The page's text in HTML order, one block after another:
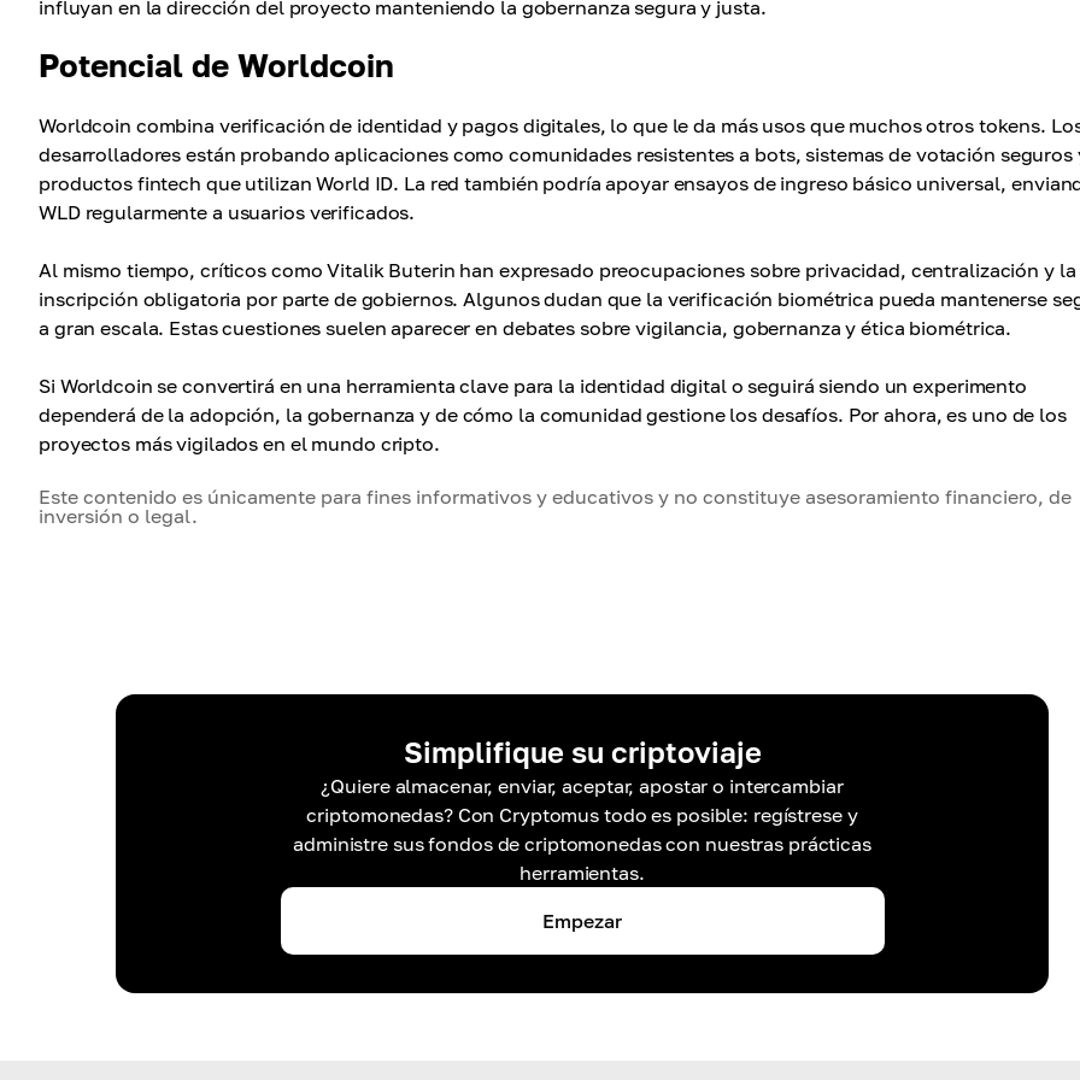
influyan en la dirección del proyecto manteniendo la gobernanza segura y justa.
Potencial de Worldcoin
Worldcoin combina verificación de identidad y pagos digitales, lo que le da más usos que muchos otros tokens.
desarrolladores están probando aplicaciones como comunidades resistentes a bots, sistemas de votación seguros
productos fintech que utilizan World ID. La red también podría apoyar ensayos de ingreso básico universal,
WLD regularmente a usuarios verificados.
Al mismo tiempo, críticos como Vitalik Buterin han expresado preocupaciones sobre privacidad, centralización y la
inscripción obligatoria por parte de gobiernos. Algunos dudan que la verificación biométrica pueda mantenerse
a gran escala. Estas cuestiones suelen aparecer en debates sobre vigilancia, gobernanza y ética biométrica.
Si Worldcoin se convertirá en una herramienta clave para la identidad digital o seguirá siendo un experimento
dependerá de la adopción, la gobernanza y de cómo la comunidad gestione los desafíos. Por ahora, es uno de los
proyectos más vigilados en el mundo cripto.
Este contenido es únicamente para fines informativos y educativos y no constituye asesoramiento financiero, de
inversión o legal.
Simplifique su criptoviaje
¿Quiere almacenar, enviar, aceptar, apostar o intercambiar
criptomonedas? Con Cryptomus todo es posible: regístrese y
administre sus fondos de criptomonedas con nuestras prácticas
herramientas.
Empezar